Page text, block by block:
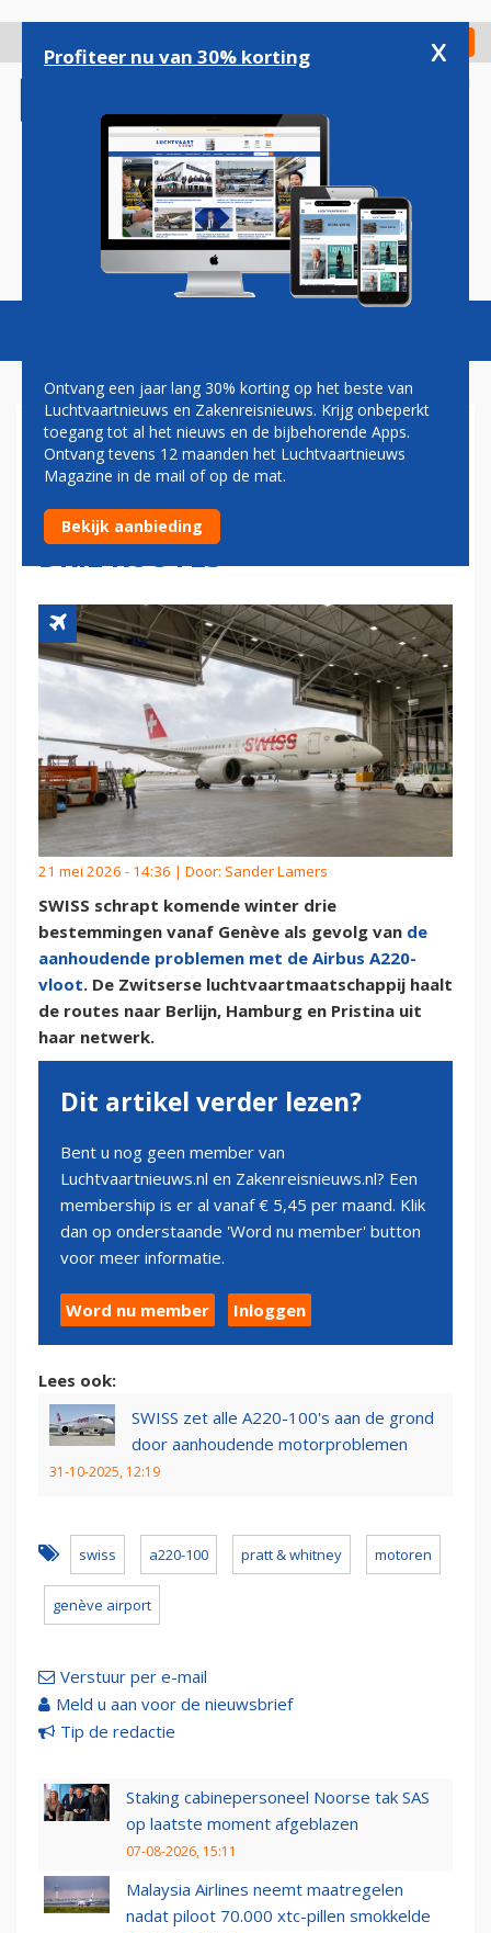
gaan
Check in
Magazine Podcasts Vacatures
PROBLEMEN SWISS-AIRBUS
A220’S HOUDEN AAN:
MAATSCHAPPIJ SCHRAPT
DRIE ROUTES
21 mei 2026 - 14:36 | Door: Sander Lamers
SWISS schrapt komende winter drie
bestemmingen vanaf Genève als gevolg van de
aanhoudende problemen met de Airbus A220-
vloot. De Zwitserse luchtvaartmaatschappij haalt
de routes naar Berlijn, Hamburg en Pristina uit
haar netwerk.
Dit artikel verder lezen?
Bent u nog geen member van
Luchtvaartnieuws.nl en Zakenreisnieuws.nl? Een
membership is er al vanaf € 5,45 per maand. Klik
dan op onderstaande 'Word nu member' button
voor meer informatie.
Word nu member Inloggen
Lees ook:
SWISS zet alle A220-100's aan de grond
door aanhoudende motorproblemen
31-10-2025, 12:19
swiss a220-100 pratt & whitney motoren
genève airport
Verstuur per e-mail
Meld u aan voor de nieuwsbrief
Tip de redactie
Staking cabinepersoneel Noorse tak SAS
op laatste moment afgeblazen
07-08-2026, 15:11
Malaysia Airlines neemt maatregelen
nadat piloot 70.000 xtc-pillen smokkelde
Profiteer nu van 30% korting x
Ontvang een jaar lang 30% korting op het beste van
Luchtvaartnieuws en Zakenreisnieuws. Krijg onbeperkt
toegang tot al het nieuws en de bijbehorende Apps.
Ontvang tevens 12 maanden het Luchtvaartnieuws
Magazine in de mail of op de mat.
Bekijk aanbieding